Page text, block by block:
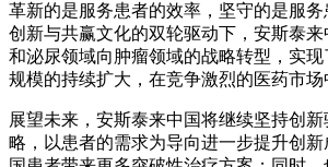
革新的是服务患者的效率，坚守的是服
创新与共赢文化的双轮驱动下，安斯泰
和泌尿领域向肿瘤领域的战略转型，实
规模的持续扩大，在竞争激烈的医药市场
展望未来，安斯泰来中国将继续坚持创
略，以患者的需求为导向进一步提升创